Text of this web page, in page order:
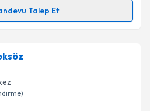
işlenmesine ilişkin
ve kişisel verilerimin belirtilen
Talebini Gönder
Talep Et
Talebi
takvimi talebi oluşturun.
almanız için bir takvim
ile bilgilendireceğiz.